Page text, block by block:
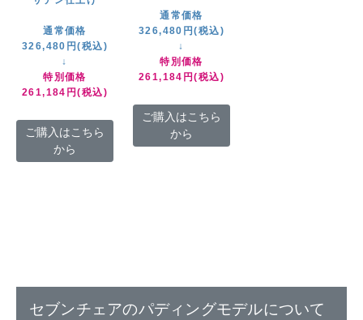
通常価格
326,480円(税込)
↓
特別価格
261,184円(税込)
ご購入はこちら
から
通常価格
326,480円(税込)
↓
特別価格
261,184円(税込)
ご購入はこちら
から
セブンチェアのパディングモデルについて